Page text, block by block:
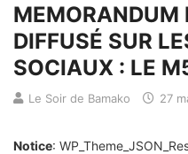
MEMORANDUM
DIFFUSÉ SUR
SOCIAUX : LE
Le Soir de Bamako 27
Notice: